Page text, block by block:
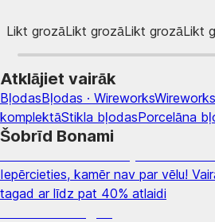
Likt grozāLikt grozāLikt grozāLikt
Atklājiet vairāk
BļodasBļodas · WireworksWireworks
komplektāStikla bļodasPorcelāna
Šobrīd Bonami
Iepērcieties, kamēr nav par vēlu!
tagad ar līdz pat 40% atlaidi